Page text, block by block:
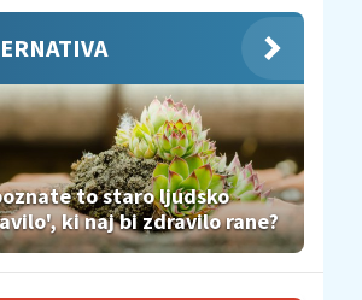
to staro ljudsko
ki naj bi zdravilo rane?